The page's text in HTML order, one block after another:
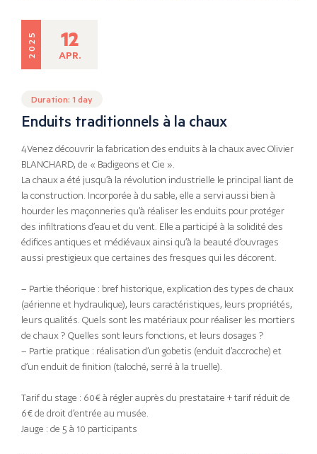
2025 12
APR.
Duration: 1 day
Enduits traditionnels à la chaux
4Venez découvrir la fabrication des enduits à la chaux avec Olivier
BLANCHARD, de « Badigeons et Cie ».
La chaux a été jusqu’à la révolution industrielle le principal liant de
la construction. Incorporée à du sable, elle a servi aussi bien à
hourder les maçonneries qu’à réaliser les enduits pour protéger
des infiltrations d’eau et du vent. Elle a participé à la solidité des
édifices antiques et médiévaux ainsi qu’à la beauté d’ouvrages
aussi prestigieux que certaines des fresques qui les décorent.
– Partie théorique : bref historique, explication des types de chaux
(aérienne et hydraulique), leurs caractéristiques, leurs propriétés,
leurs qualités. Quels sont les matériaux pour réaliser les mortiers
de chaux ? Quelles sont leurs fonctions, et leurs dosages ?
– Partie pratique : réalisation d’un gobetis (enduit d’accroche) et
d’un enduit de finition (taloché, serré à la truelle).
Tarif du stage : 60€ à régler auprès du prestataire + tarif réduit de
6€ de droit d’entrée au musée.
Jauge : de 5 à 10 participants